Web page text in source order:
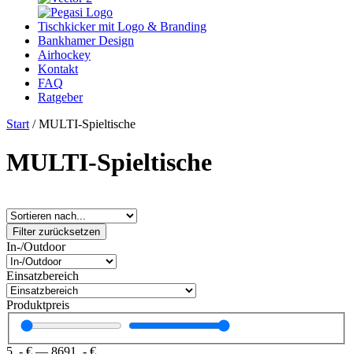
Tischkicker mit Logo & Branding
Bankhamer Design
Airhockey
Kontakt
FAQ
Ratgeber
Start / MULTI-Spieltische
MULTI-Spieltische
Filter zurücksetzen
In-/Outdoor
Einsatzbereich
Produktpreis